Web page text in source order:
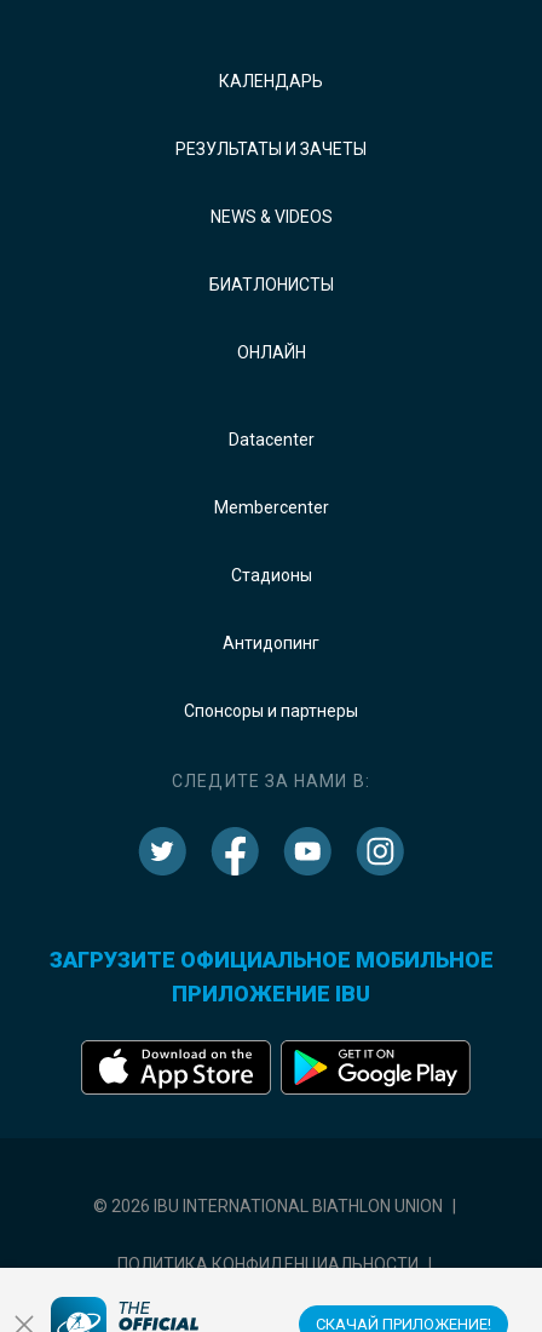
СКАЧАЙ ПРИЛОЖЕНИЕ!
КАЛЕНДАРЬ
РЕЗУЛЬТАТЫ И ЗАЧЕТЫ
NEWS & VIDEOS
БИАТЛОНИСТЫ
ОНЛАЙН
Datacenter
Membercenter
Стадионы
Антидопинг
Спонсоры и партнеры
СЛЕДИТЕ ЗА НАМИ В:
ЗАГРУЗИТЕ ОФИЦИАЛЬНОЕ МОБИЛЬНОЕ
ПРИЛОЖЕНИЕ IBU
© 2026 IBU INTERNATIONAL BIATHLON UNION
ПОЛИТИКА КОНФИДЕНЦИАЛЬНОСТИ |
УСЛОВИЯ ИСПОЛЬЗОВАНИЯ НАСТРОЙКИ ФАЙЛОВ COOKIE